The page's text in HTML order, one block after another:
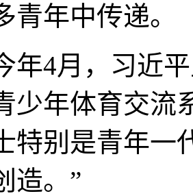
青年中传递。
4月，习近平
少年体育交流
特别是青年一
造。”